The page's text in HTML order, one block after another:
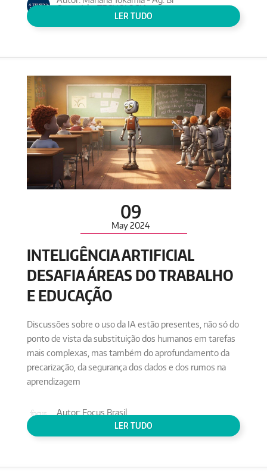
Conteúdo:TECNOLOGIA
LER TUDO
09
May2024
INTELIGÊNCIA ARTIFICIAL
DESAFIA ÁREAS DO TRABALHO
E EDUCAÇÃO
Discussões sobre o uso da IA estão presentes, não só do
ponto de vista da substituição dos humanos em tarefas
mais complexas, mas também do aprofundamento da
precarização, da segurança dos dados e dos rumos na
aprendizagem
Autor: Focus Brasil
TECNOLOGIA
LER TUDO